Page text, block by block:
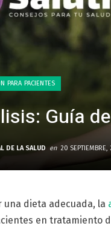
PARA PACIENTES
Guía
DE LA SALUD en 20 SEPTIEMBRE,
una dieta adecuada, la
en tratamiento